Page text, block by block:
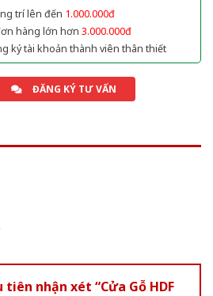
trí lên đến 1.000.000đ
hàng lớn hơn 3.000.000đ
ký tài khoản thành viên thân thiết
ĐĂNG KÝ TƯ VẤN
nhận xét “Cửa Gỗ HDF